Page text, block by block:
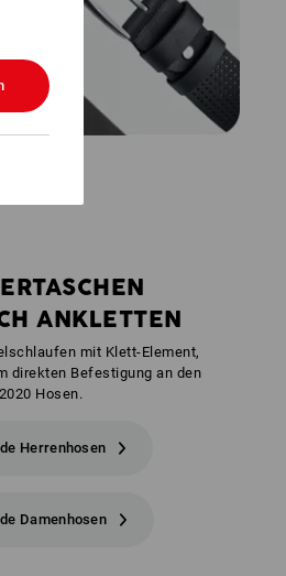
ANKLETTEN
mit Klett-Element,
direkten Befestigung an den
Hosen.
Herrenhosen
Damenhosen